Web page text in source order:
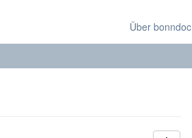
Über bonndoc